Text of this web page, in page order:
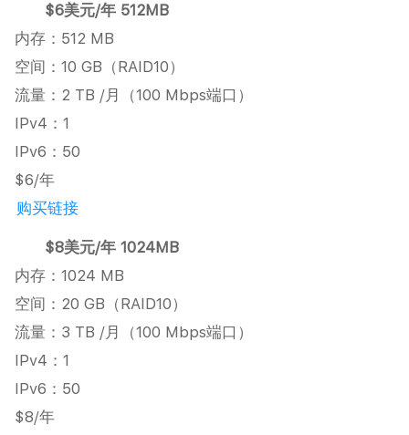
$6美元/年 512MB
内存：512 MB
空间：10 GB（RAID10）
流量：2 TB /月（100 Mbps端口）
IPv4：1
IPv6：50
$6/年
购买链接
$8美元/年 1024MB
内存：1024 MB
空间：20 GB（RAID10）
流量：3 TB /月（100 Mbps端口）
IPv4：1
IPv6：50
$8/年